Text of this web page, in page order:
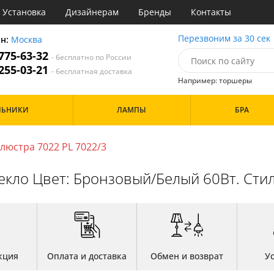
Установка Дизайнерам Бренды Контакты
Москва
63-32- бесплатно по России
03-21- бесплатная доставка
Перезвоним за 30 сек
Например: торшеры
Золото
Дизайн/Форма
Шары
ЛАМПЫ БРА
7022 PL 7022/3
Цвет: Бронзовый/Белый 60Вт.
Оплата и доставка Обмен и возврат